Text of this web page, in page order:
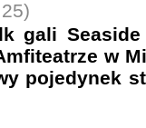
gali
w
pojedynek